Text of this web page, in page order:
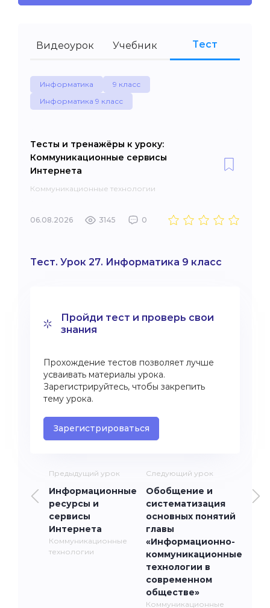
Видеоурок Учебник Тест
Информатика
9 класс
Информатика 9 класс
Тесты и тренажёры к уроку:
Коммуникационные сервисы
Интернета
Коммуникационные технологии
06.08.2026 3145 0
Тест. Урок 27. Информатика 9 класс
Пройди тест и проверь свои
знания
Прохождение тестов позволяет лучше
усваивать материалы урока.
Зарегистрируйтесь, чтобы закрепить
тему урока.
Зарегистрироваться
Предыдущий урок
Информационные
ресурсы и
сервисы
Интернета
Коммуникационные
технологии
Следующий урок
Обобщение и
систематизация
основных понятий
главы
«Информационно-
коммуникационные
технологии в
современном
обществе»
Коммуникационные